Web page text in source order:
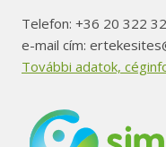
Telefon: +36 20 322
e-mail cím:
További adatok,